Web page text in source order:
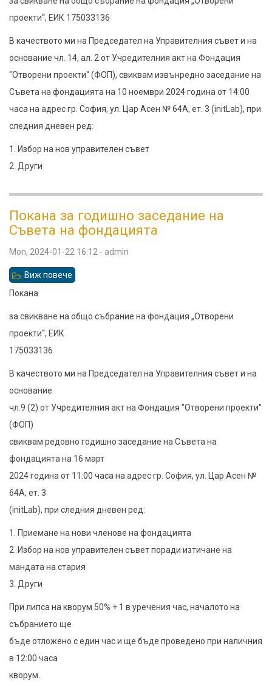
на
Съвета
на
Фондация
Отворени
Проекти
проекти“, ЕИК 175033136
В качеството ми на Председател на Управителния съвет и на
основание чл. 14, ал. 2 от Учредителния акт на Фондация
"Отворени проекти" (ФОП), свиквам извънредно заседание на
Съвета на фондацията на 10 ноември 2024 година от 14:00
часа на адрес гр. София, ул. Цар Асен № 64А, ет. 3 (initLab), при
следния дневен ред:
1. Избор на нов управителен съвет
2. Други
Покана за годишно заседание на
Съвета на фондацията
Mon, 2024-01-22 16:12 - admin
Виж повече
Съвета
фондацията
Покана
за свикване на общо събрание на фондация „Отворени
проекти“, ЕИК
175033136
В качеството ми на Председател на Управителния съвет и на
основание
чл.9 (2) от Учредителния акт на Фондация "Отворени проекти"
(ФОП)
свиквам редовно годишно заседание на Съвета на
фондацията на 16 март
2024 година от 11:00 часа на адрес гр. София, ул. Цар Асен №
64А, ет. 3
(initLab), при следния дневен ред:
1. Приемане на нови членове на фондацията
2. Избор на нов управителен съвет поради изтичане на
мандата на стария
3. Други
При липса на кворум 50% + 1 в уречения час, началото на
събранието ще
бъде отложено с един час и ще бъде проведено при наличния
в 12:00 часа
кворум.